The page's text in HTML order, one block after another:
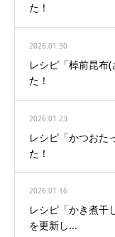
た！
2026.01.30
レシピ「棹前昆布
た！
2026.01.23
レシピ「かつおた
た！
2026.01.16
レシピ「かき煮干
を更新し...